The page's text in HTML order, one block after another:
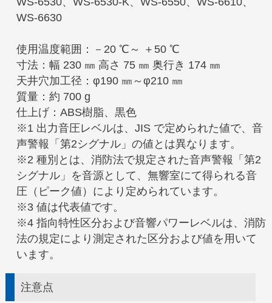
WS-6630
使用温度範囲：－20 ℃～ ＋50 ℃
寸法：幅 230 ㎜ 高さ 75 ㎜ 奥行き 174 ㎜
天井穴加工径：φ190 ㎜～φ210 ㎜
質量：約 700 g
仕上げ：ABS樹脂、黒色
※1 出力音圧レベルは、JIS で定められた値で、音
声警報「第2シグナル」の値とは異なります。
※2 種別とは、消防法で規定された音声警報「第2
シグナル」を音源として、無響室にて得られる音
圧（ピーク値）により定められています。
※3 値は代表値です。
※4 指向特性区分および音響パワーレベルは、消防
法の規定により測定された区分および値を用いて
います。
注意点